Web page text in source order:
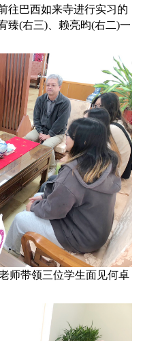
往巴西如来寺进行实习的
臻(右三)、赖亮昀(右二)一
师带领三位学生面见何卓